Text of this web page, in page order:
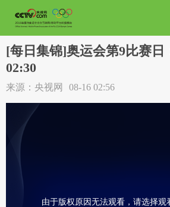
[每日集锦]奥运会第9比赛日
02:30
来源：央视网 08-16 02:56
由于版权原因无法观看，请选择观